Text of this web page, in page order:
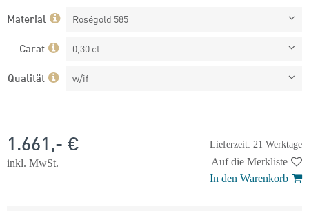
Material Roségold 585
Carat 0,30 ct
Qualität w/if
Lieferzeit: 21 Werktage
1.661,- €
inkl. MwSt.
Auf die Merkliste
In den Warenkorb